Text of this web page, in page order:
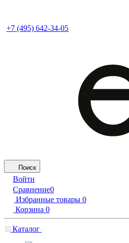
+7 (495) 642-34-05
Поиск
Войти
Сравнение0
Избранные товары 0
Корзина 0
Каталог